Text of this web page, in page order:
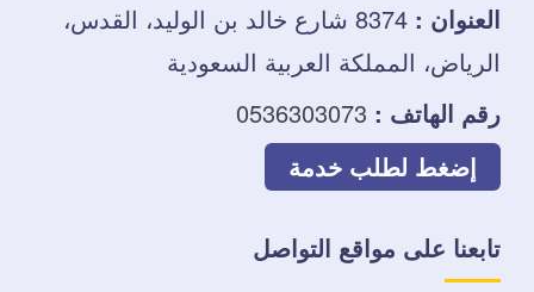
العنوان :
8374 شارع خالد بن الوليد، القدس،
الرياض، المملكة العربية السعودية
رقم الهاتف : 0536303073
إضغط لطلب خدمة
تابعنا على مواقع التواصل